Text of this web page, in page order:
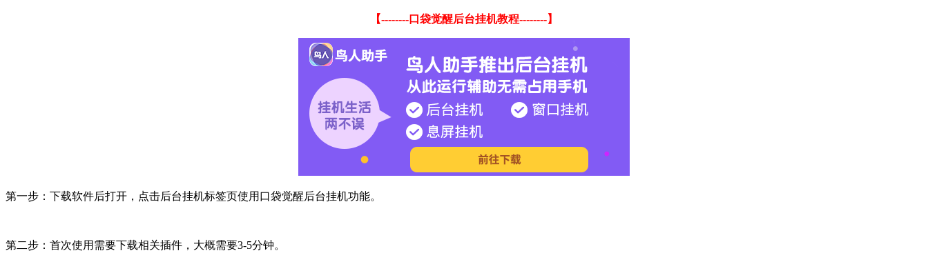
【--------口袋觉醒后台挂机教程--------】
第一步：下载软件后打开，点击后台挂机标签页使用口袋觉醒后台挂机功能。
第二步：首次使用需要下载相关插件，大概需要3-5分钟。